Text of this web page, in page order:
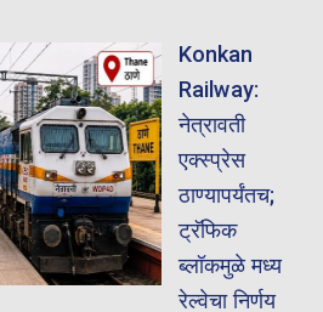
Konkan
Railway:
नेत्रावती
एक्स्प्रेस
ठाण्यापर्यंतच;
ट्रॅफिक
ब्लॉकमुळे मध्य
रेल्वेचा निर्णय